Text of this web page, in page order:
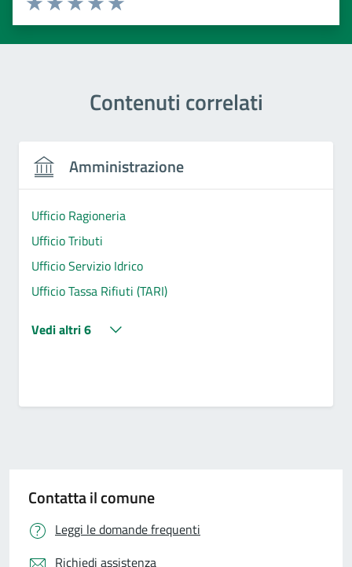
Valuta 5 stelle su 5
Valuta 4 stelle su 5
Valuta 3 stelle su 5
Valuta 2 stelle su 5
Valuta 1 stelle su 5
Contenuti correlati
Amministrazione
Ufficio Ragioneria
Ufficio Tributi
Ufficio Servizio Idrico
Ufficio Tassa Rifiuti (TARI)
Vedi altri 6
Contatta il comune
Leggi le domande frequenti
Richiedi assistenza